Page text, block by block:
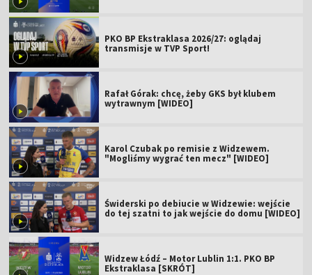
PKO BP Ekstraklasa 2026/27: oglądaj
transmisje w TVP Sport!
Rafał Górak: chcę, żeby GKS był klubem
wytrawnym [WIDEO]
Karol Czubak po remisie z Widzewem.
"Mogliśmy wygrać ten mecz" [WIDEO]
Świderski po debiucie w Widzewie: wejście
do tej szatni to jak wejście do domu [WIDEO]
Widzew Łódź – Motor Lublin 1:1. PKO BP
Ekstraklasa [SKRÓT]